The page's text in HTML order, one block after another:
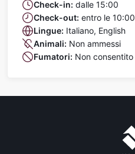
Check-in: dalle 15:00
Check-out: entro le 10:00
Lingue: Italiano, English
Animali: Non ammessi
Fumatori: Non consentito